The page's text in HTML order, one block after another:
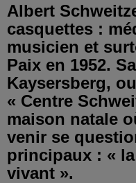
Albert
casquettes :
musicien et
Paix en 1952.
Kaysersberg,
« Centre
maison natale
venir se
principaux : «
vivant ».